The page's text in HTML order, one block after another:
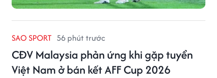
SAO SPORT 56 phút trước
CĐV Malaysia phản ứng khi gặp tuyển
Việt Nam ở bán kết AFF Cup 2026